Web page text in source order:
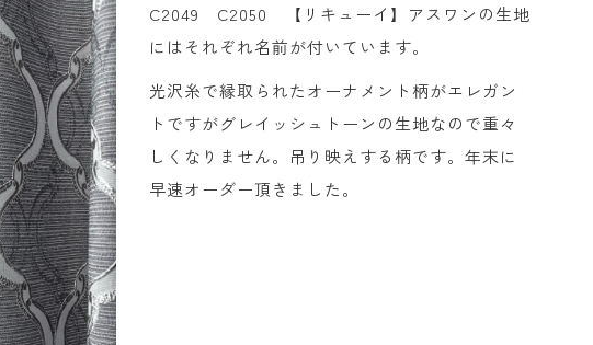
C2049 C2050 【リキューイ】アスワンの生地
にはそれぞれ名前が付いています。
光沢糸で縁取られたオーナメント柄がエレガン
トですがグレイッシュトーンの生地なので重々
しくなりません。吊り映えする柄です。年末に
早速オーダー頂きました。